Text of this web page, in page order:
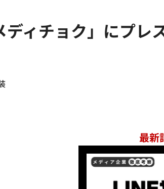
ィチョク」にプレ
最新